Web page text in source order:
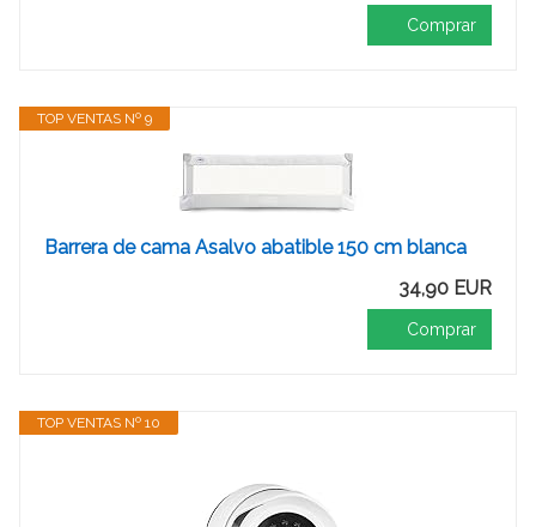
Comprar
TOP VENTAS Nº 9
Barrera de cama Asalvo abatible 150 cm blanca
34,90 EUR
Comprar
TOP VENTAS Nº 10